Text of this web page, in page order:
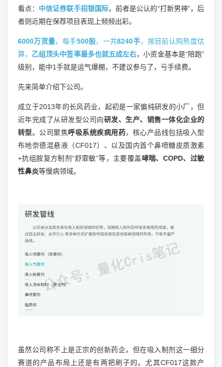
看点： 中信证券联手招银国际，前者是公认的“打新男神”，后
者则近期在保荐项目表现上频频出彩。
6000万货量，每手500股，一共8240手，按目前认购热度估
算， 乙组顶头中签率最多也就五成左右，小资金基本是“陪跑”
级别，能中1手就是运气爆棚，不建议参与了，亏手续费。
先来简单介绍下公司。
成立于2013年的长风药业，起初是一家偏纯研发的小厂，但
近年完成了从研发型公司向研发、生产、销售一体化企业的
转型。公司聚焦呼吸系统疾病用药，核心产品线包括吸入型
布地奈德混悬液（CF017）、以及国内首个鼻喷糖皮质激素
+抗组胺复方制剂“舒霏敏”等，主要覆盖哮喘、COPD、过敏
性鼻炎等慢病领域。
虽然公司称不上是正宗的创新药企，但在吸入制剂这一细分
赛道的产品布局上还是有两把刷子的。尤其CF017这款产